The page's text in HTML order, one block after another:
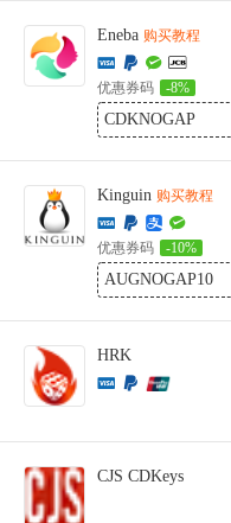
Eneba 购买教程
优惠券码 -8%
CDKNOGAP
Kinguin 购买教程
优惠券码 -10%
AUGNOGAP10
HRK
CJS CDKeys